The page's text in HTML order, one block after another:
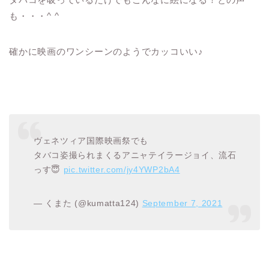
も・・・^ ^
確かに映画のワンシーンのようでカッコいい♪
ヴェネツィア国際映画祭でも
タバコ姿撮られまくるアニャテイラージョイ、流石
っす😇 pic.twitter.com/jy4YWP2bA4
— くまた (@kumatta124) September 7, 2021